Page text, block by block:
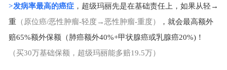
>发病率最高的癌症，超级玛丽先是在基础责任上，如果从轻 →
重（原位癌/恶性肿瘤-轻度→恶性肿瘤-重度）
，就会最高额外
赔65%额外保额（肺癌额外40%+甲状腺癌或乳腺癌20%)！
（买30万基础保额，超级玛丽能多赔19.5万）